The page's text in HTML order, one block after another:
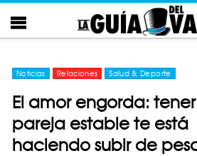
Noticias Relaciones Salud & Deporte
El amor engorda:
pareja estable te está
haciendo subir de